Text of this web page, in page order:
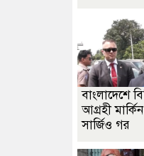
বাংলাদেশে
আগ্রহী
সার্জিও গর